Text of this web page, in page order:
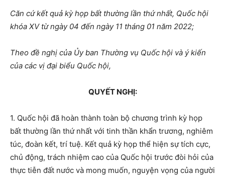
Căn cứ kết quả kỳ họp bất thường lần thứ nhất, Quốc hội
khóa XV từ ngày 04 đến ngày 11 tháng 01 năm 2022;
Theo đề nghị của Ủy ban Thường vụ Quốc hội và ý kiến
của các vị đại biểu Quốc hội,
QUYẾT NGHỊ:
1. Quốc hội đã hoàn thành toàn bộ chương trình kỳ họp
bất thường lần thứ nhất với tinh thần khẩn trương, nghiêm
túc, đoàn kết, trí tuệ. Kết quả kỳ họp thể hiện sự tích cực,
chủ động, trách nhiệm cao của Quốc hội trước đòi hỏi của
thực tiễn đất nước và mong muốn, nguyện vọng của người